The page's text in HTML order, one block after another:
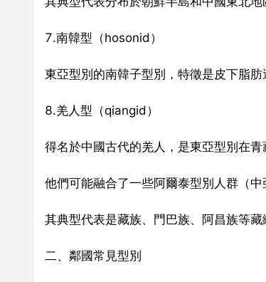
7.南韓型（hosonid）
東亞型別的南韓子型別，特徵是皮下脂
8.羌人型（qiangid）
得名於中國古代的羌人，是東亞型別在青
他們可能融合了一些阿爾泰型別人群（
其典型代表是藏族、門巴族、阿昌族等藏
二、鄰國常見型別